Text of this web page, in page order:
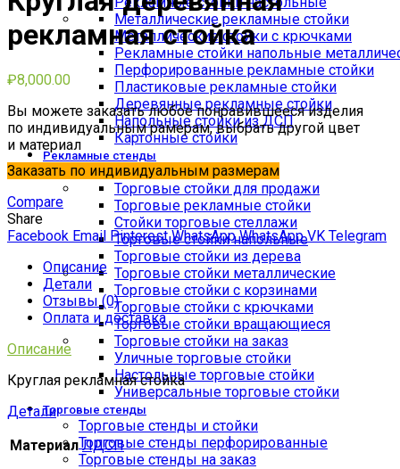
Металлические рекламные стойки
Металлические стойки с крючками
Рекламные стойки напольные
Перфорированные рекламные стойки
Пластиковые рекламные стойки
Деревянные рекламные стойки
Напольные стойки из ДСП
Картонные стойки
Рекламные стенды
Торговые стойки
Торговые стойки для продажи
Торговые рекламные стойки
Стойки торговые стеллажи
Торговые стойки напольные
Торговые стойки из дерева
Торговые стойки металлические
Торговые стойки с корзинами
Торговые стойки с крючками
Торговые стойки вращающиеся
Торговые стойки на заказ
Уличные торговые стойки
Настольные торговые стойки
Универсальные торговые стойки
Торговые стенды
Торговые стенды и стойки
Торговые стенды перфорированные
Торговые стенды на заказ
рекламная стойка
₽8,000.00
Вы можете заказать любое понравившееся изделия
по индивидуальным рамерам, выбрать другой цвет
и материал
Заказать по индивидуальным размерам
Compare
Share
Facebook Email Pinterest WhatsApp WhatsApp VK Telegram
Описание
Детали
Отзывы (0)
Оплата и доставка
Описание
Круглая рекламная стойка
Детали
Материал ЛДСП